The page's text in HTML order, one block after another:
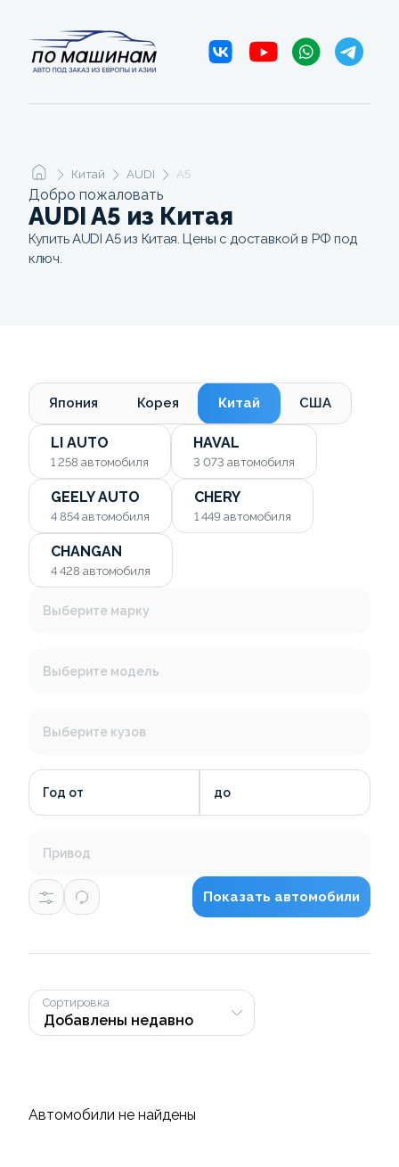
Китай AUDI A5
Добро пожаловать
AUDI A5 из Китая
Купить AUDI A5 из Китая. Цены с доставкой в РФ под
ключ.
Япония Корея Китай США
LI AUTO
1 258 автомобиля
HAVAL
3 073 автомобиля
GEELY AUTO
4 854 автомобиля
CHERY
1 449 автомобиля
CHANGAN
4 428 автомобиля
Выберите марку
Выберите модель
Выберите кузов
Год от до
Привод
Показать автомобили
Сортировка
Автомобили не найдены